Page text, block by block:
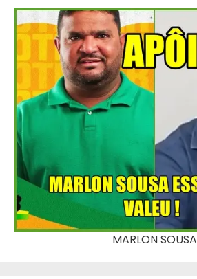
MARLON SOUSA